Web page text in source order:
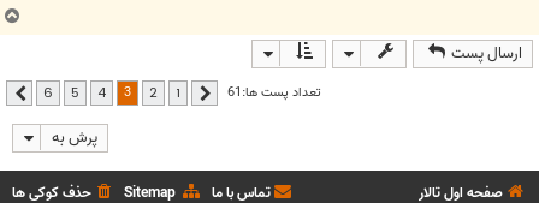
ب
ا
ارسال پست
تعداد پست ها:61 قبلی 2
3
4
5
6 بعدی
پرش به
صفحه اول تالار حذف کوکی ها Sitemap تماس با ما